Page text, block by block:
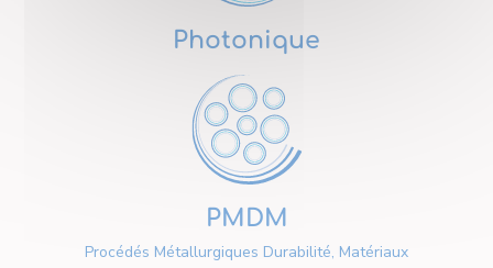
Photonique
PMDM
Procédés Métallurgiques Durabilité, Matériaux